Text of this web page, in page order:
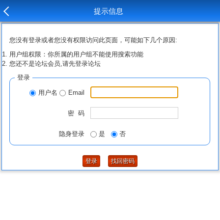
提示信息
您没有登录或者您没有权限访问此页面，可能如下几个原因:
用户组权限：你所属的用户组不能使用搜索功能
您还不是论坛会员,请先登录论坛
登录
用户名 Email
密 码
隐身登录 是 否